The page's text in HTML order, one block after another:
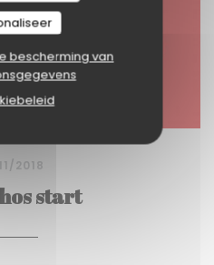
bescherming van
2018
start